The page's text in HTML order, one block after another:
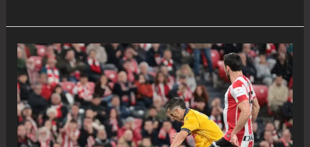
tras
la
eliminación
en
la
Champions: